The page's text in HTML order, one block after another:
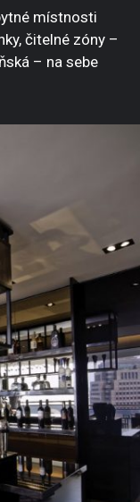
místnosti
čitelné zóny –
– na sebe